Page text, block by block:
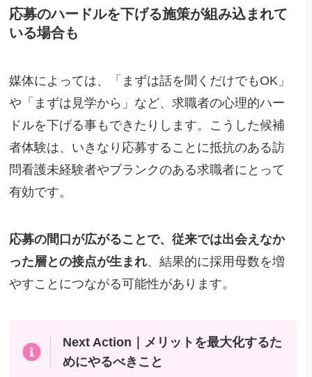
応募のハードルを下げる施策が組み込まれて
いる場合も
媒体によっては、「まずは話を聞くだけでもOK」
や「まずは見学から」など、求職者の心理的ハー
ドルを下げる事もできたりします。こうした候補
者体験は、いきなり応募することに抵抗のある訪
問看護未経験者やブランクのある求職者にとって
有効です。
応募の間口が広がることで、従来では出会えなか
った層との接点が生まれ、結果的に採用母数を増
やすことにつながる可能性があります。
Next Action｜メリットを最大化するた
めにやるべきこと